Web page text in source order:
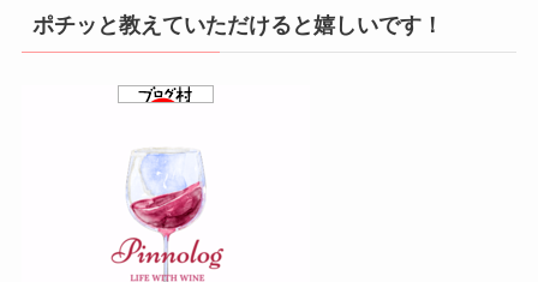
ポチッと教えていただけると嬉しいです！